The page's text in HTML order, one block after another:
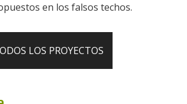
en los falsos techos.
LOS PROYECTOS